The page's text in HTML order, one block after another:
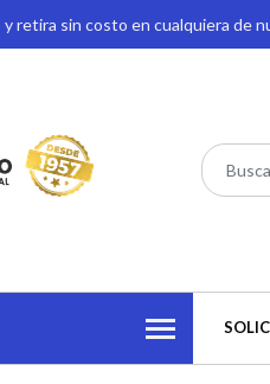
y retira sin costo en cualquiera de